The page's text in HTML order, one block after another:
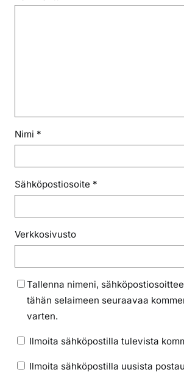
Nimi *
Sähköpostiosoite *
Verkkosivusto
Tallenna nimeni,
tähän selaimeen seuraavaa
varten.
Ilmoita sähköpostilla tulevista
Ilmoita sähköpostilla uusista